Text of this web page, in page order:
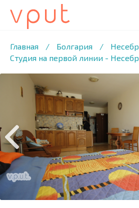
Главная / Болгария / Несебр
Студия на первой линии - Несебр
/17 ФОТО